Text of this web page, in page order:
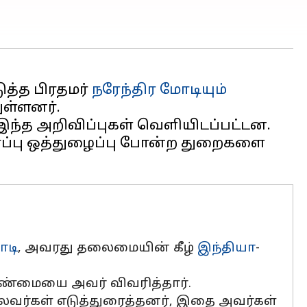
பிரதமர் நரேந்திர மோடியும்
அறிவிப்புகள் வெளியிடப்பட்டன.
ஒத்துழைப்பு போன்ற துறைகளை
, அவரது தலைமையின் கீழ் இந்தியா-
அவர் விவரித்தார்.
எடுத்துரைத்தனர், இதை அவர்கள்